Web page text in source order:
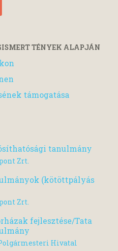
TÉNYEK ALAPJÁN
támogatása
tanulmány
Zrt.
(kötöttpályás
Zrt.
fejlesztése/Tata
Hivatal